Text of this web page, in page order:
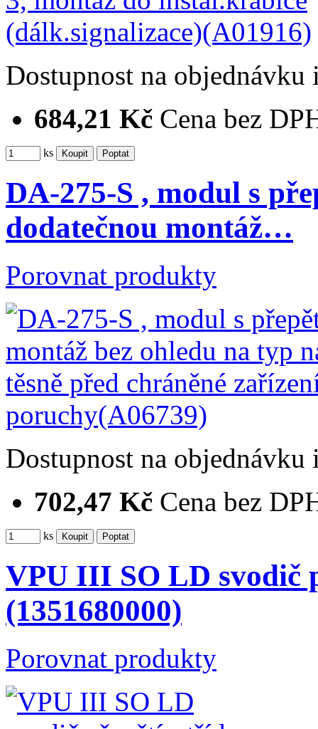
Dostupnost na objednávku
684,21 Kč Cena bez
ks
DA-275-S , modul s
dodatečnou montáž…
Porovnat produkty
Dostupnost na objednávku
702,47 Kč Cena bez
ks
VPU III SO LD
(1351680000)
Porovnat produkty